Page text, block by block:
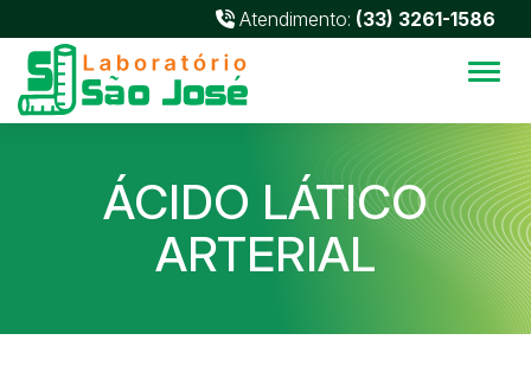
Atendimento: (33) 3261-1586
ÁCIDO LÁTICO
ARTERIAL